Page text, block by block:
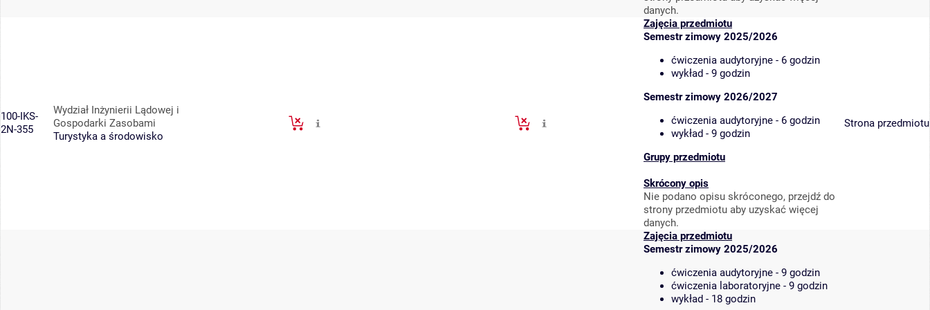
danych.
100-IKS-
2N-355
Wydział Inżynierii Lądowej i
Gospodarki Zasobami
Turystyka a środowisko
Zajęcia przedmiotu
Semestr zimowy 2025/2026
ćwiczenia audytoryjne - 6 godzin
wykład - 9 godzin
Semestr zimowy 2026/2027
ćwiczenia audytoryjne - 6 godzin
wykład - 9 godzin
Grupy przedmiotu
Skrócony opis
Nie podano opisu skróconego, przejdź do
strony przedmiotu aby uzyskać więcej
danych.
Strona przedmiotu
Zajęcia przedmiotu
Semestr zimowy 2025/2026
ćwiczenia audytoryjne - 9 godzin
ćwiczenia laboratoryjne - 9 godzin
wykład - 18 godzin